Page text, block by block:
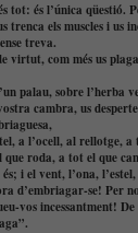
tot: és l’única qüestió.
trenca els muscles i us
treva.
virtut, com més us
palau, sobre l’herba
cambra, us
a l’ocell, al rellotge, a
roda, a tot el que
i el vent, l’ona, l’estel,
d’embriagar-se! Per
vos incessantment!